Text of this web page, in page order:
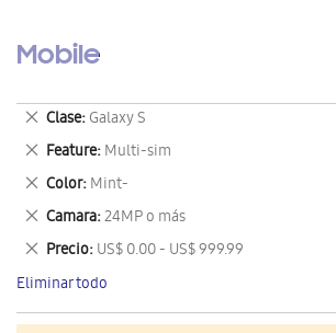
Mobile
Clase Galaxy S
Eliminar
este
artículo
Feature Multi-sim
Eliminar
este
artículo
Color Mint-
Eliminar
este
artículo
Camara 24MP o más
Eliminar
este
artículo
Precio US$ 0.00 - US$ 999.99
Eliminar
este
artículo
Eliminar todo